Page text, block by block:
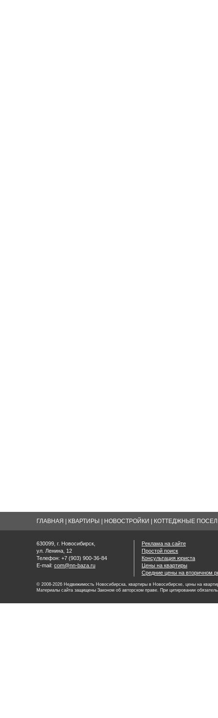
ГЛАВНАЯ КВАРТИРЫ НОВОСТРОЙКИ КОТТЕДЖНЫЕ
630099, г. Новосибирск,
ул. Ленина, 12
Телефон: +7 (903) 900-36-84
E-mail: com@nn-baza.ru
Реклама на сайте
Простой поиск
Консультация юриста
Цены на квартиры
Средние цены на вторичном
© 2008-2026 Недвижимость Новосибирска, квартиры в Новосибирске, цены на
Материалы сайта защищены Законом об авторском праве. При цитировании